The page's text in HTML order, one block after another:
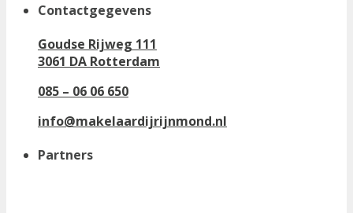
Contactgegevens
Goudse Rijweg 111
3061 DA Rotterdam
085 – 06 06 650
info@makelaardijrijnmond.nl
Partners